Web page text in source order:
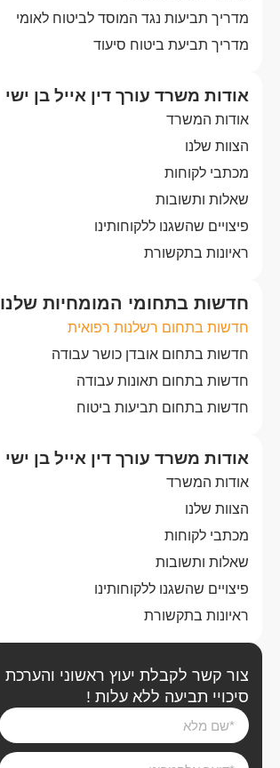
מדריך תביעות נגד המוסד לביטוח לאומי
מדריך תביעת ביטוח סיעוד
אודות משרד עורך דין אייל בן ישי
אודות המשרד
הצוות שלנו
מכתבי לקוחות
שאלות ותשובות
פיצויים שהשגנו ללקוחותינו
ראיונות בתקשורת
חדשות בתחומי המומחיות שלנו
חדשות בתחום רשלנות רפואית
חדשות בתחום אובדן כושר עבודה
חדשות בתחום תאונות עבודה
חדשות בתחום תביעות ביטוח
אודות משרד עורך דין אייל בן ישי
אודות המשרד
הצוות שלנו
מכתבי לקוחות
שאלות ותשובות
פיצויים שהשגנו ללקוחותינו
ראיונות בתקשורת
צור קשר לקבלת יעוץ ראשוני והערכת
סיכויי תביעה ללא עלות !